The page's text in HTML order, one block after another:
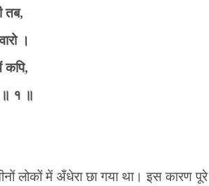
तब,
।
कपि,
॥ १ ॥
लोकों में अँधेरा छा गया था। इस कारण पूरे